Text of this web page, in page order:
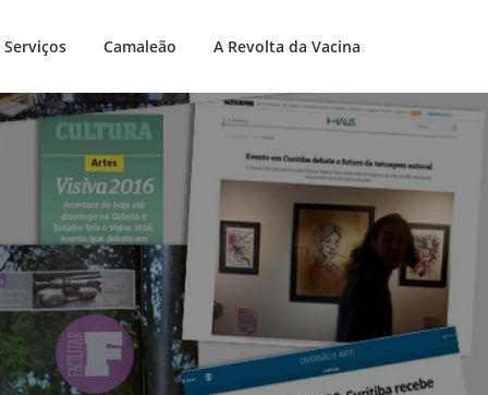
Serviços Camaleão A Revolta da Vacina